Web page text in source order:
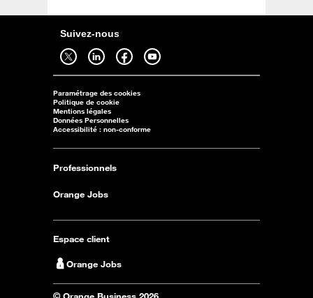
Suivez-nous
Suivez-nous sur twitter - ouverture dans un nouvel onglet Suivez-nous sur linkedin - ouverture dans un nouvel onglet Suivez-nous sur facebook - ouverture dans un nouvel onglet Suivez-nous sur youtube - ouverture dans un nouvel onglet
Paramétrage des cookies
Politique de cookie
Mentions légales
Données Personnelles
Accessibilité : non-conforme
Professionnels
Orange Jobs
Espace client
Orange Jobs